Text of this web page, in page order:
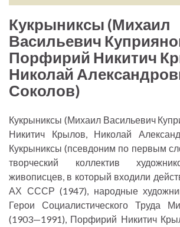
Кукрыниксы (Михаил
Васильевич
Порфирий Никитич
Николай
Соколов)
Кукрыниксы (Михаил Васильевич
Никитич Крылов, Николай
Кукрыниксы (псевдоним по первым
творческий коллектив
живописцев, в который входили
АХ СССР (1947), народные
Герои Социалистического Труда
(1903—1991), Порфирий Никитич